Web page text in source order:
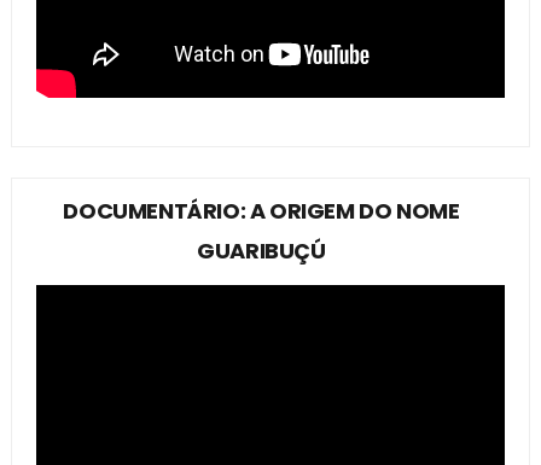
DOCUMENTÁRIO: A ORIGEM DO NOME
GUARIBUÇÚ